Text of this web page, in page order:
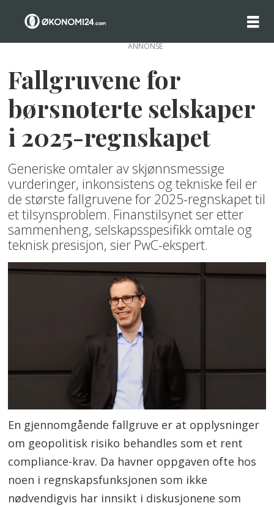
ANNONSE
Fallgruvene for
børsnoterte selskaper
i 2025-regnskapet
Generiske omtaler av skjønnsmessige
vurderinger, inkonsistens og tekniske feil er
de største fallgruvene for 2025-regnskapet til
et tilsynsproblem. Finanstilsynet ser etter
sammenheng, selskapsspesifikk omtale og
teknisk presisjon, sier PwC-ekspert.
En gjennomgående fallgruve er at opplysninger
om geopolitisk risiko behandles som et rent
compliance-krav. Da havner oppgaven ofte hos
noen i regnskapsfunksjonen som ikke
nødvendigvis har innsikt i diskusjonene som